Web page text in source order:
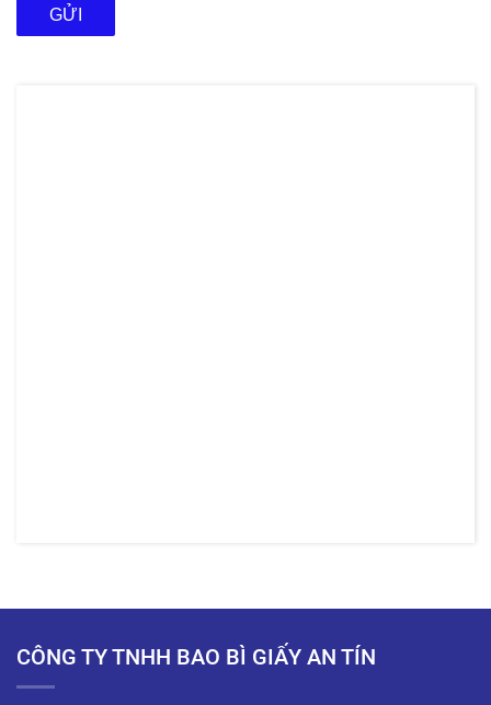
GỬI
CÔNG TY TNHH BAO BÌ GIẤY AN TÍN